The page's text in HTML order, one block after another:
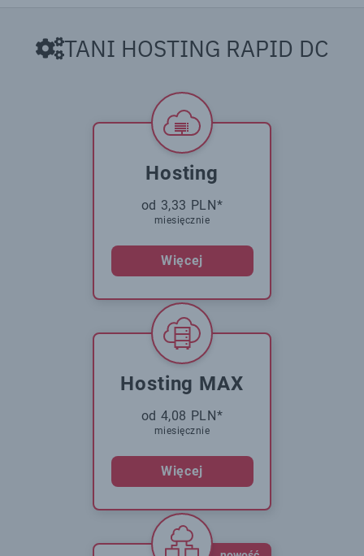
TANI HOSTING RAPID DC
Hosting
od 3,33 PLN*
miesięcznie
Więcej
Hosting MAX
od 4,08 PLN*
miesięcznie
Więcej